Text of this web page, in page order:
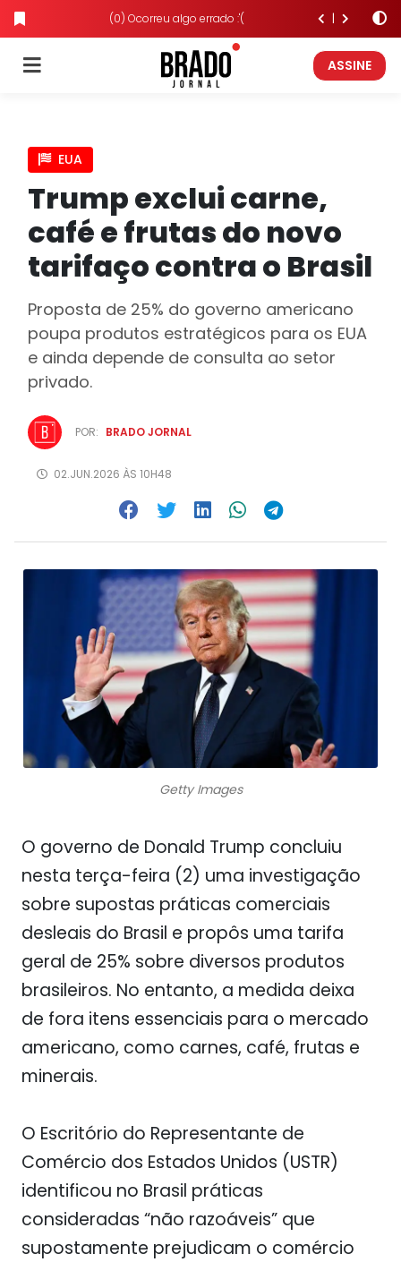
(0) Ocorreu algo errado :'(
ASSINE
EUA
Trump exclui carne,
café e frutas do novo
tarifaço contra o Brasil
Proposta de 25% do governo americano
poupa produtos estratégicos para os EUA
e ainda depende de consulta ao setor
privado.
POR: BRADO JORNAL
02.JUN.2026 ÀS 10H48
Getty Images
O governo de Donald Trump concluiu
nesta terça-feira (2) uma investigação
sobre supostas práticas comerciais
desleais do Brasil e propôs uma tarifa
geral de 25% sobre diversos produtos
brasileiros. No entanto, a medida deixa
de fora itens essenciais para o mercado
americano, como carnes, café, frutas e
minerais.
O Escritório do Representante de
Comércio dos Estados Unidos (USTR)
identificou no Brasil práticas
consideradas “não razoáveis” que
supostamente prejudicam o comércio